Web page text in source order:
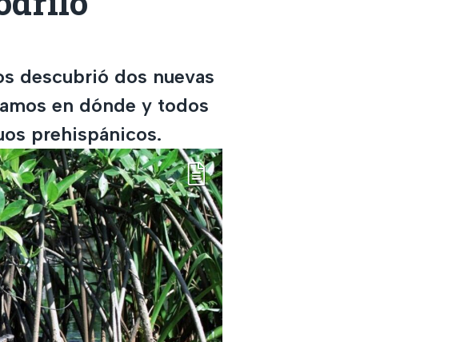
descubrió dos nuevas
en dónde y todos
prehispánicos.